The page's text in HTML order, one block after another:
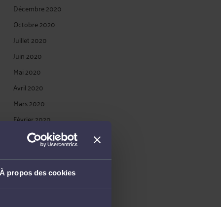
À propos des cookies
Décembre 2020
Octobre 2020
Juillet 2020
Juin 2020
Mai 2020
Avril 2020
Mars 2020
Février 2020
Janvier 2020
Décembre 2019